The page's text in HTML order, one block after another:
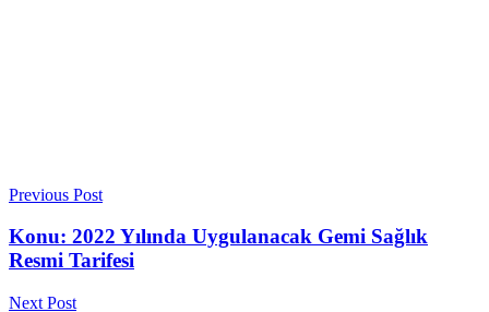
Previous Post
Konu: 2022 Yılında Uygulanacak Gemi Sağlık
Resmi Tarifesi
Next Post